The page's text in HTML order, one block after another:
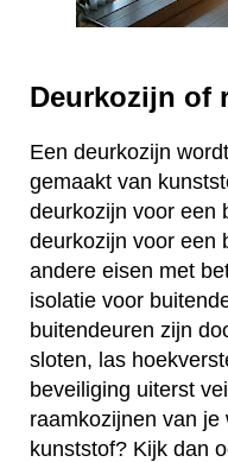
Deurkozijn of
Een deurkozijn
gemaakt van
deurkozijn voor een
deurkozijn voor een
andere eisen met
isolatie voor
buitendeuren zijn
sloten, las
beveiliging uiterst
raamkozijnen van
kunststof? Kijk dan